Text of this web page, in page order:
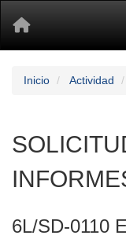
Inicio Actividad
6L/SD-0110